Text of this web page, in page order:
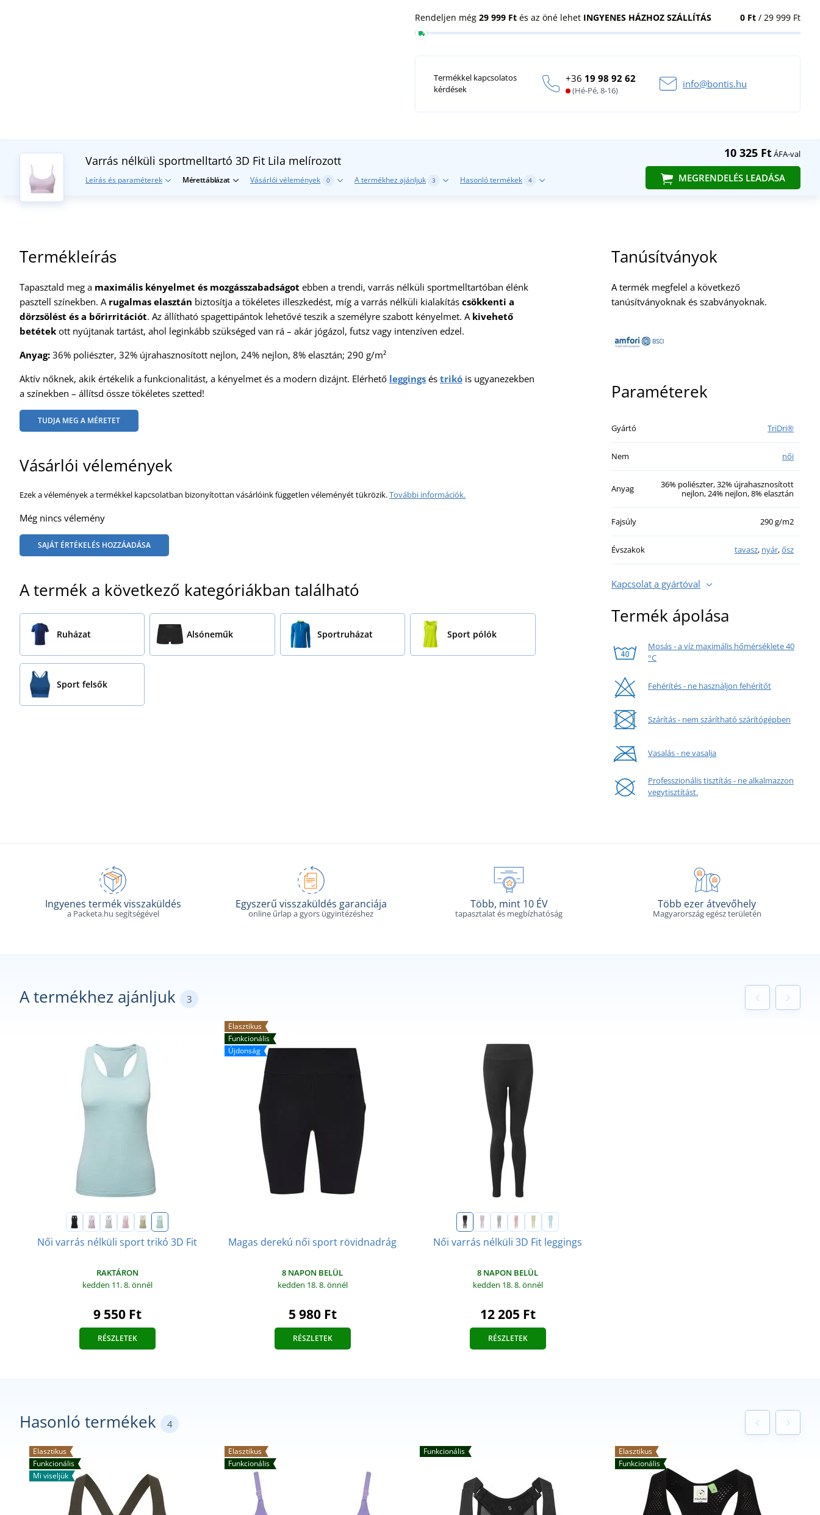
0 Ft/ 29 999 Ft
Rendeljen még 29 999 Ft és az öné lehet INGYENES HÁZHOZ SZÁLLÍTÁS
Termékkel kapcsolatos
kérdések
+36 19 98 92 62
(Hé-Pé, 8-16)
info@bontis.hu
10 325 FtÁFA-val
MEGRENDELÉS LEADÁSA
Varrás nélküli sportmelltartó 3D Fit Lila melírozott
Leírás és paraméterek Mérettáblázat Vásárlói vélemények 0 A termékhez ajánljuk 3 Hasonló termékek 4
Termékleírás
Tapasztald meg a maximális kényelmet és mozgásszabadságot ebben a trendi, varrás nélküli sportmelltartóban élénk
pasztell színekben. A rugalmas elasztán biztosítja a tökéletes illeszkedést, míg a varrás nélküli kialakítás csökkenti a
dörzsölést és a bőrirritációt. Az állítható spagettipántok lehetővé teszik a személyre szabott kényelmet. A kivehető
betétek ott nyújtanak tartást, ahol leginkább szükséged van rá – akár jógázol, futsz vagy intenzíven edzel.
Anyag: 36% poliészter, 32% újrahasznosított nejlon, 24% nejlon, 8% elasztán; 290 g/m²
Aktív nőknek, akik értékelik a funkcionalitást, a kényelmet és a modern dizájnt. Elérhető leggings és trikó is ugyanezekben
a színekben – állítsd össze tökéletes szetted!
TUDJA MEG A MÉRETET
Vásárlói vélemények
Ezek a vélemények a termékkel kapcsolatban bizonyítottan vásárlóink független véleményét tükrözik.További információk.
Még nincs vélemény
SAJÁT ÉRTÉKELÉS HOZZÁADÁSA
A termék a következő kategóriákban található
Ruházat Alsóneműk Sportruházat Sport pólók
Sport felsők
Tanúsítványok
A termék megfelel a következő
tanúsítványoknak és szabványoknak.
Paraméterek
Gyártó TriDri®
Nem női
Anyag
36% poliészter, 32% újrahasznosított
nejlon, 24% nejlon, 8% elasztán
Fajsúly 290 g/m2
Évszakok tavasz, nyár,ősz
Kapcsolat a gyártóval
Termék ápolása
Mosás - a víz maximális hőmérséklete 40
°C
Fehérítés - ne használjon fehérítőt
Szárítás - nem szárítható szárítógépben
Vasalás - ne vasalja
Professzionális tisztítás - ne alkalmazzon
vegytisztítást.
Ingyenes termék visszaküldés
a Packeta.hu segítségével
Egyszerű visszaküldés garanciája
online űrlap a gyors ügyintézéshez
Több, mint 10 ÉV
tapasztalat és megbízhatóság
Több ezer átvevőhely
Magyarország egész területén
A termékhez ajánljuk 3
Női varrás nélküli sport trikó 3D Fit
RAKTÁRON
kedden 11. 8.önnél
9 550 Ft
RÉSZLETEK
Elasztikus
Funkcionális
Újdonság
Magas derekú női sport rövidnadrág
8 NAPON BELÜL
kedden 18. 8.önnél
5 980 Ft
RÉSZLETEK
Női varrás nélküli 3D Fit leggings
8 NAPON BELÜL
kedden 18. 8.önnél
12 205 Ft
RÉSZLETEK
Hasonló termékek 4
Elasztikus
Funkcionális
Mi viseljük
Elasztikus
Funkcionális
Funkcionális
Elasztikus
Funkcionális